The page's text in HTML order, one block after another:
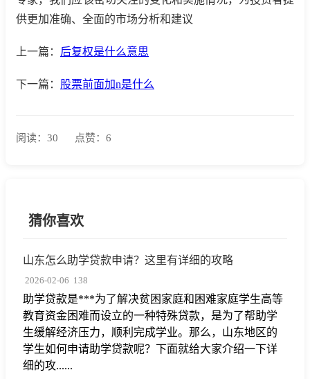
供更加准确、全面的市场分析和建议
上一篇： 后复权是什么意思
下一篇： 股票前面加n是什么
阅读：30 点赞：6
猜你喜欢
山东怎么助学贷款申请？这里有详细的攻略
2026-02-06 138
助学贷款是***为了解决贫困家庭和困难家庭学生高等
教育资金困难而设立的一种特殊贷款，是为了帮助学
生缓解经济压力，顺利完成学业。那么，山东地区的
学生如何申请助学贷款呢？下面就给大家介绍一下详
细的攻......